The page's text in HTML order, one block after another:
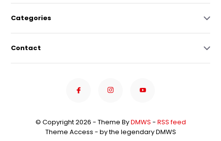
Categories
Contact
© Copyright 2026 - Theme ByDMWS - RSS feed
Theme Access - by the legendary DMWS